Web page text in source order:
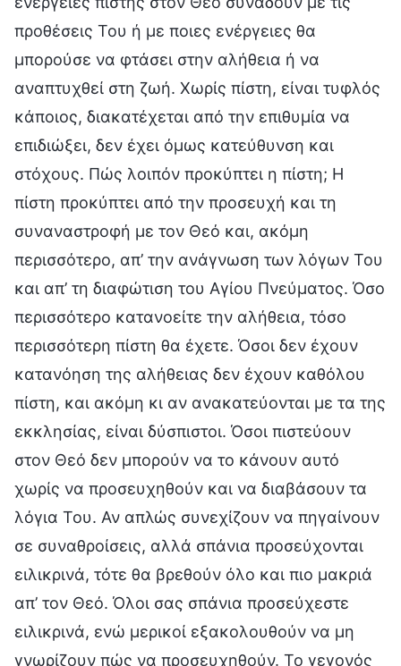
προθέσεις Του ή με ποιες ενέργειες θα
μπορούσε να φτάσει στην αλήθεια ή να
αναπτυχθεί στη ζωή. Χωρίς πίστη, είναι τυφλός
κάποιος, διακατέχεται από την επιθυμία να
επιδιώξει, δεν έχει όμως κατεύθυνση και
στόχους. Πώς λοιπόν προκύπτει η πίστη; Η
πίστη προκύπτει από την προσευχή και τη
συναναστροφή με τον Θεό και, ακόμη
περισσότερο, απ’ την ανάγνωση των λόγων Του
και απ’ τη διαφώτιση του Αγίου Πνεύματος. Όσο
περισσότερο κατανοείτε την αλήθεια, τόσο
περισσότερη πίστη θα έχετε. Όσοι δεν έχουν
κατανόηση της αλήθειας δεν έχουν καθόλου
πίστη, και ακόμη κι αν ανακατεύονται με τα της
εκκλησίας, είναι δύσπιστοι. Όσοι πιστεύουν
στον Θεό δεν μπορούν να το κάνουν αυτό
χωρίς να προσευχηθούν και να διαβάσουν τα
λόγια Του. Αν απλώς συνεχίζουν να πηγαίνουν
σε συναθροίσεις, αλλά σπάνια προσεύχονται
ειλικρινά, τότε θα βρεθούν όλο και πιο μακριά
απ’ τον Θεό. Όλοι σας σπάνια προσεύχεστε
ειλικρινά, ενώ μερικοί εξακολουθούν να μη
γνωρίζουν πώς να προσευχηθούν. Το γεγονός